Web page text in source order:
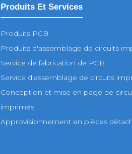
Produits Et Services
Produits PCB
Produits d'assemblage de circuits
Service de fabrication de PCB
Service d'assemblage de circuits
Conception et mise en page de
imprimés
Approvisionnement en pièces